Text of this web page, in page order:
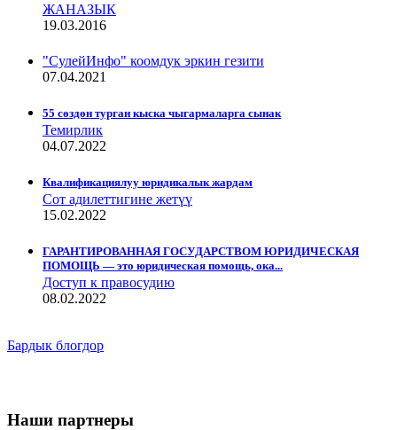
ЖАНАЗЫК
19.03.2016
"СулейИнфо" коомдук эркин гезити
07.04.2021
55 сөздөн турган кыска чыгармаларга сынак
Темирлик
04.07.2022
Квалификациялуу юридикалык жардам
Сот адилеттигине жетүү
15.02.2022
ГАРАНТИРОВАННАЯ ГОСУДАРСТВОМ ЮРИДИЧЕСКАЯ
ПОМОЩЬ — это юридическая помощь, ока...
Доступ к правосудию
08.02.2022
Бардык блогдор
Наши партнеры